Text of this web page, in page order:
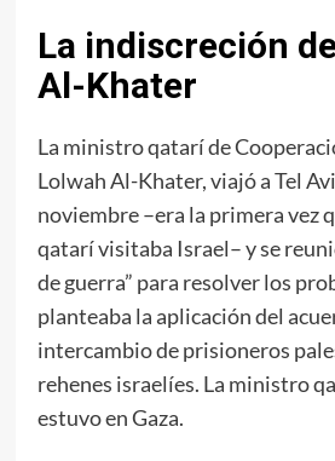
La indiscreción
Al-Khater
La ministro qatarí de
Lolwah Al-Khater, viajó a Tel
noviembre –era la primera vez
qatarí visitaba Israel– y se
de guerra” para resolver los
planteaba la aplicación del
intercambio de prisioneros
rehenes israelíes. La ministro
estuvo en Gaza.